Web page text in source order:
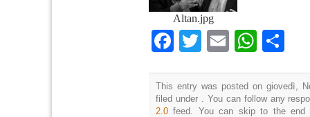
Altan.jpg
Facebook
TwitterEmail
This entry was posted on giovedì,
filed under . You can follow any
2.0 feed. You can skip to the end